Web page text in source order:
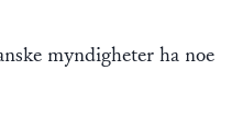
myndigheter ha noe